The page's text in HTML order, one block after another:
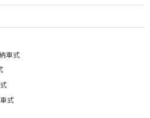
車式
式